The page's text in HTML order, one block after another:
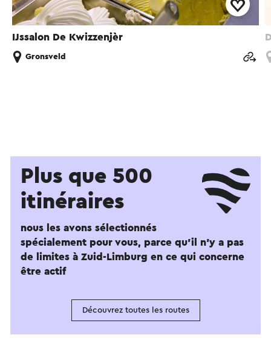
IJssalon De Kwizzenjèr
Gronsveld
Plus que 500
itinéraires
nous les avons sélectionnés
spécialement pour vous, parce qu'il n'y a pas
de limites à Zuid-Limburg en ce qui concerne
être actif
Découvrez toutes les routes